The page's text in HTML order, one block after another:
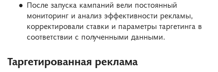
После запуска кампаний вели постоянный
мониторинг и анализ эффективности рекламы,
корректировали ставки и параметры таргетинга в
соответствии с полученными данными.
Таргетированная реклама